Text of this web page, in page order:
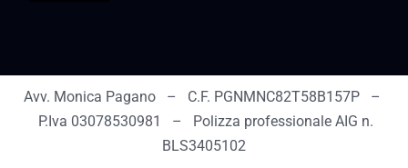
Avv. Monica Pagano – C.F. PGNMNC82T58B157P –
P.Iva 03078530981 – Polizza professionale AIG n.
BLS3405102